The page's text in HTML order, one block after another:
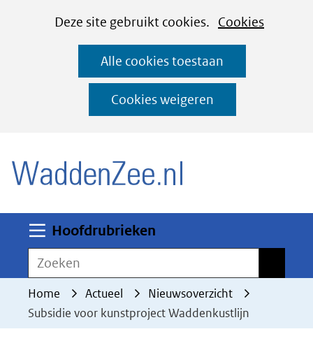
CookiesDeze site gebruikt cookies. Cookies
deze
worden
toegestaan
geweigerd.
Alle cookies toestaan
Cookies weigeren
Ga
naar
de
inhoud
Hoofdrubrieken
Zoeken
Home Actueel
Nieuwsoverzicht
Subsidie voor kunstproject Waddenkustlijn